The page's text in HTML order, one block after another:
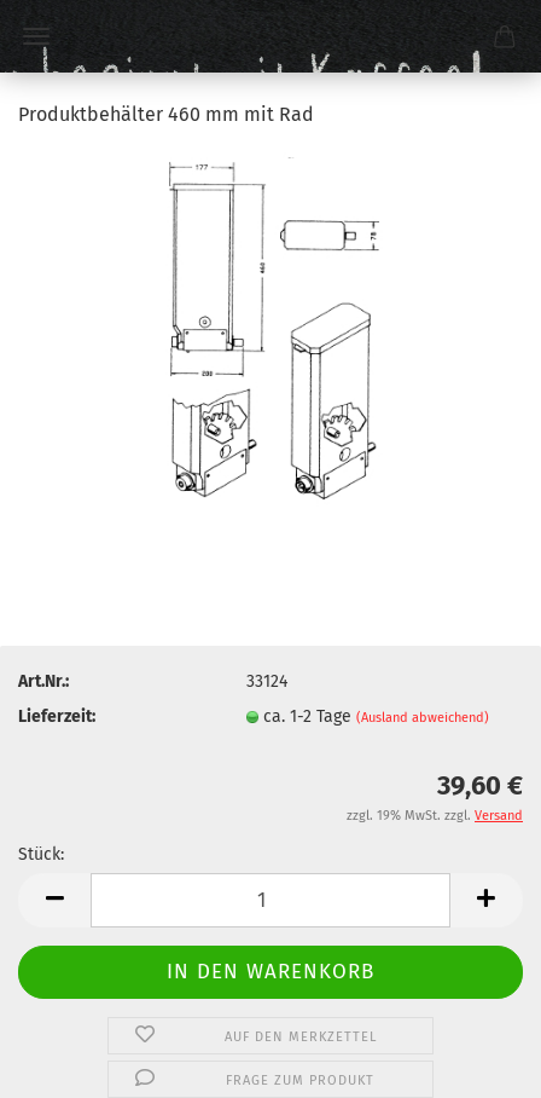
Produktbehälter 460 mm mit Rad
Art.Nr.:
33124
Lieferzeit:
ca. 1-2 Tage(Ausland abweichend)
39,60 €
zzgl. 19% MwSt. zzgl. Versand
Stück:
AUF DEN MERKZETTEL
FRAGE ZUM PRODUKT